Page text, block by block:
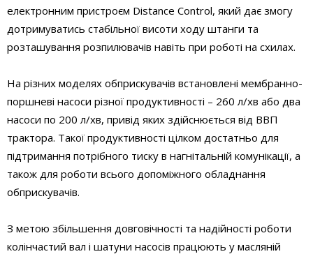
електронним пристроєм Distance Control, який дає змогу
дотримуватись стабільної висоти ходу штанги та
розташування розпилювачів навіть при роботі на схилах.
На різних моделях обприскувачів встановлені мембранно-
поршневі насоси різної продуктивності – 260 л/хв або два
насоси по 200 л/хв, привід яких здійснюється від ВВП
трактора. Такої продуктивності цілком достатньо для
підтримання потрібного тиску в нагнітальній комунікації, а
також для роботи всього допоміжного обладнання
обприскувачів.
З метою збільшення довговічності та надійності роботи
колінчастий вал і шатуни насосів працюють у масляній